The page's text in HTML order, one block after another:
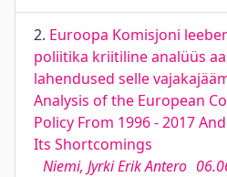
2. Euroopa Komisjoni
poliitika kriitiline analüüs
lahendused selle
Analysis of the European
Policy From 1996 - 2017
Its Shortcomings
Niemi, Jyrki Erik Antero